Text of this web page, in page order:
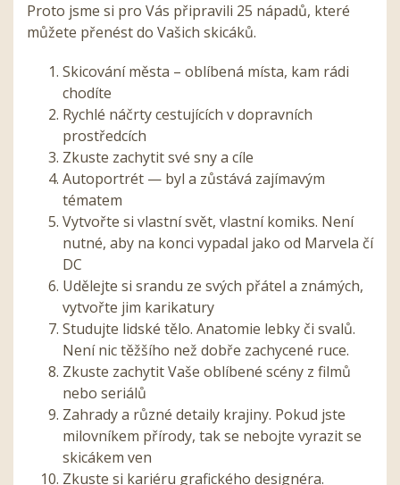
Proto jsme si pro Vás připravili 25 nápadů, které
můžete přenést do Vašich skicáků.
Skicování města – oblíbená místa, kam rádi
chodíte
Rychlé náčrty cestujících v dopravních
prostředcích
Zkuste zachytit své sny a cíle
Autoportrét — byl a zůstává zajímavým
tématem
Vytvořte si vlastní svět, vlastní komiks. Není
nutné, aby na konci vypadal jako od Marvela čí
DC
Udělejte si srandu ze svých přátel a známých,
vytvořte jim karikatury
Studujte lidské tělo. Anatomie lebky či svalů.
Není nic těžšího než dobře zachycené ruce.
Zkuste zachytit Vaše oblíbené scény z filmů
nebo seriálů
Zahrady a různé detaily krajiny. Pokud jste
milovníkem přírody, tak se nebojte vyrazit se
skicákem ven
Zkuste si kariéru grafického designéra.